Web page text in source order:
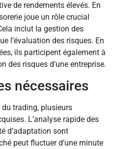
de rendements élevés. En
joue un rôle crucial
inclut la gestion des
l’évaluation des risques. En
ils participent également à
des risques d’une entreprise.
nécessaires
trading, plusieurs
L’analyse rapide des
d’adaptation sont
peut fluctuer d’une minute